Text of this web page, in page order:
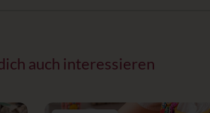
auch interessieren